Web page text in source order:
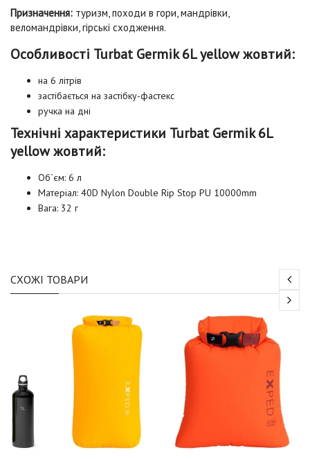
Призначення: туризм, походи в гори, мандрівки,
веломандрівки, гірські сходження.
Особливості Turbat Germik 6L yellow жовтий:
на 6 літрів
застібається на застібку-фастекс
ручка на дні
Технічні характеристики Turbat Germik 6L
yellow жовтий:
Об`єм: 6 л
Матеріал: 40D Nylon Double Rip Stop PU 10000mm
Вага: 32 г
СХОЖІ ТОВАРИ